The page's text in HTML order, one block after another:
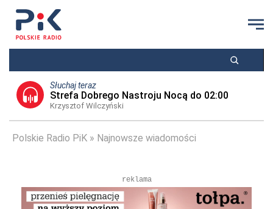
Słuchaj teraz
Strefa Dobrego Nastroju Nocą do 02:00
Krzysztof Wilczyński
Polskie Radio PiK Najnowsze wiadomości
reklama